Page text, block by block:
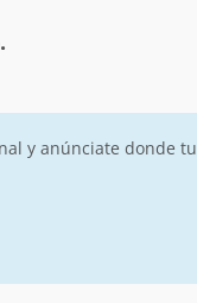
y anúnciate donde